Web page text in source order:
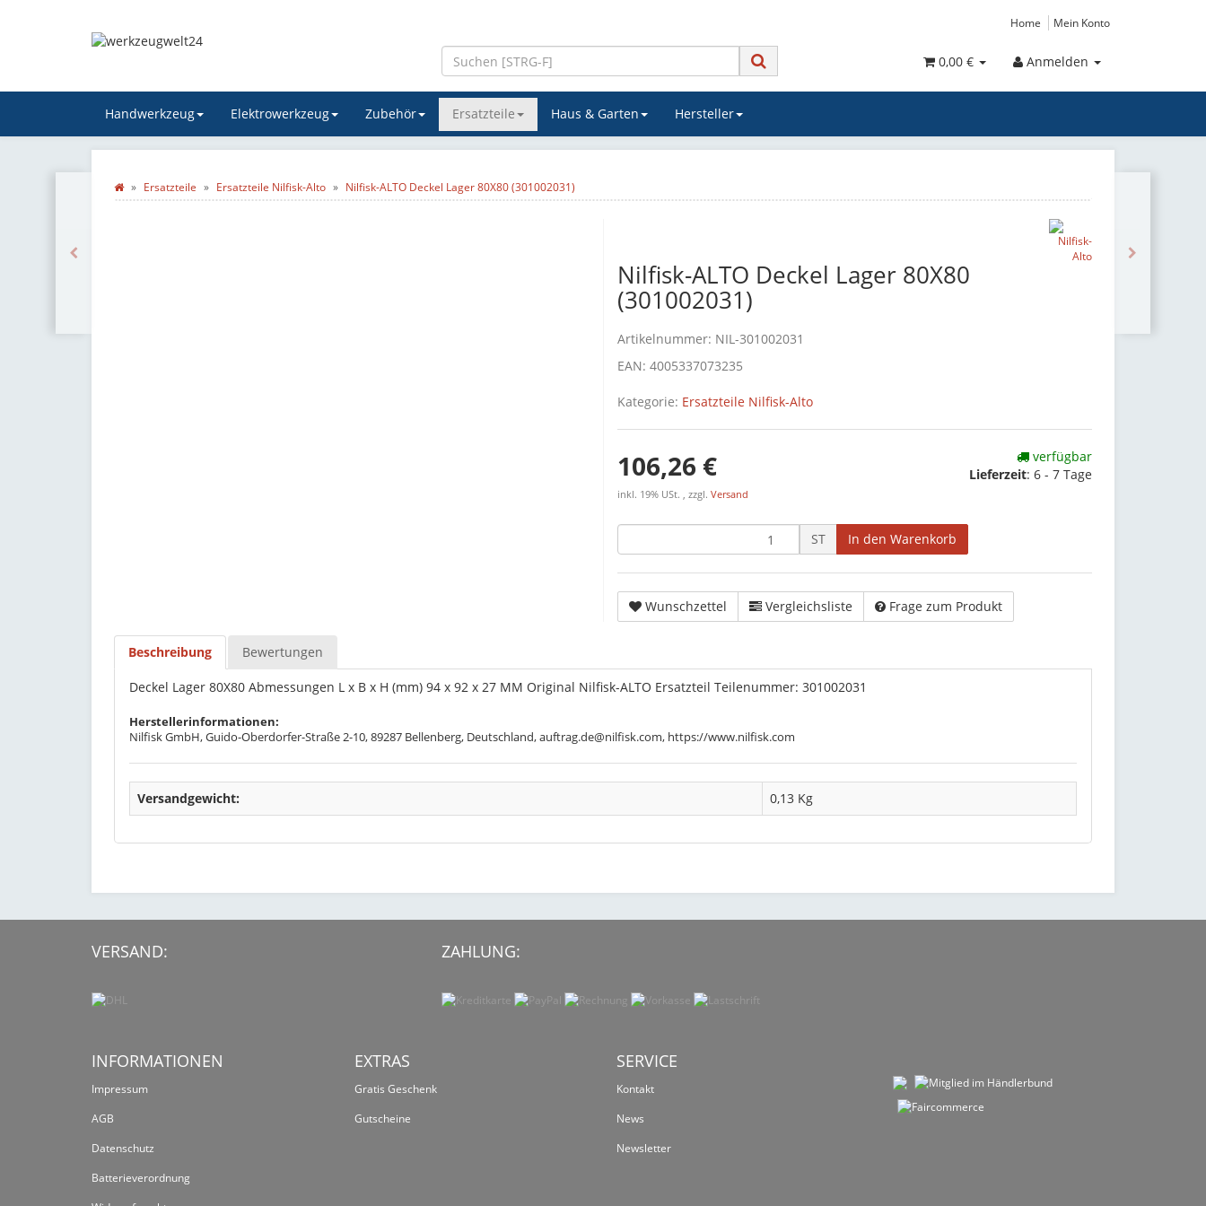
Home Mein Konto
Anmelden
0,00 €
Handwerkzeug Elektrowerkzeug Zubehör Ersatzteile Haus & Garten Hersteller
Ersatzteile Ersatzteile Nilfisk-Alto Nilfisk-ALTO Deckel Lager 80X80 (301002031)
Nilfisk-ALTO Deckel Lager 80X80
(301002031)
Artikelnummer: NIL-301002031
EAN: 4005337073235
Kategorie: Ersatzteile Nilfisk-Alto
106,26 €
inkl. 19% USt. , zzgl. Versand
verfügbar
Lieferzeit: 6 - 7 Tage
ST In den Warenkorb
Wunschzettel Vergleichsliste Frage zum Produkt
Beschreibung Bewertungen
Deckel Lager 80X80 Abmessungen L x B x H (mm) 94 x 92 x 27 MM Original Nilfisk-ALTO Ersatzteil Teilenummer: 301002031
Herstellerinformationen:
Nilfisk GmbH, Guido-Oberdorfer-Straße 2-10, 89287 Bellenberg, Deutschland, auftrag.de@nilfisk.com, https://www.nilfisk.com
Versandgewicht: 0,13 Kg
VERSAND: ZAHLUNG:
INFORMATIONEN
Impressum
AGB
Datenschutz
Batterieverordnung
EXTRAS
Gratis Geschenk
Gutscheine
SERVICE
Kontakt
News
Newsletter